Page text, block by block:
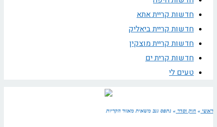
חדשות קריית אתא
חדשות קריית ביאליק
חדשות קריית מוצקין
חדשות קרית ים
טעים לי
ראשי » חוק וסדר » נתפס גנב משאית מאזור הקריות